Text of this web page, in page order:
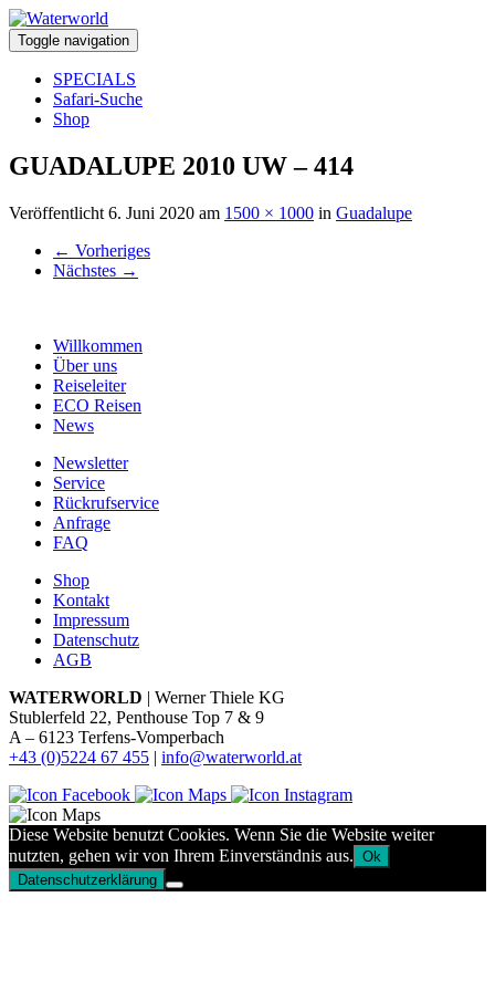
Toggle navigation
SPECIALS
Safari-Suche
Shop
GUADALUPE 2010 UW – 414
Veröffentlicht 6. Juni 2020 am 1500 × 1000 in Guadalupe
← Vorheriges
Nächstes →
Willkommen
Über uns
Reiseleiter
ECO Reisen
News
Newsletter
Service
Rückrufservice
Anfrage
FAQ
Shop
Kontakt
Impressum
Datenschutz
AGB
WATERWORLD | Werner Thiele KG
Stublerfeld 22, Penthouse Top 7 & 9
A – 6123 Terfens-Vomperbach
+43 (0)5224 67 455 | info@waterworld.at
Diese Website benutzt Cookies. Wenn Sie die Website weiter
nutzten, gehen wir von Ihrem Einverständnis aus. Ok
Datenschutzerklärung